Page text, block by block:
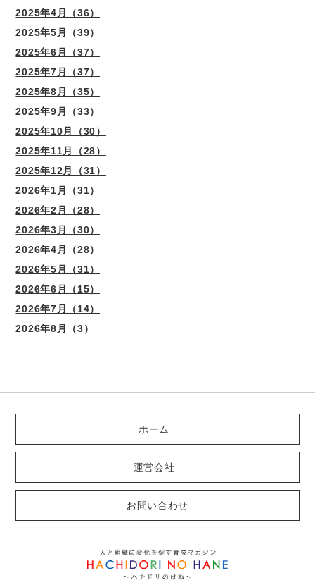
2025年4月（36）
2025年5月（39）
2025年6月（37）
2025年7月（37）
2025年8月（35）
2025年9月（33）
2025年10月（30）
2025年11月（28）
2025年12月（31）
2026年1月（31）
2026年2月（28）
2026年3月（30）
2026年4月（28）
2026年5月（31）
2026年6月（15）
2026年7月（14）
2026年8月（3）
ホーム
運営会社
お問い合わせ